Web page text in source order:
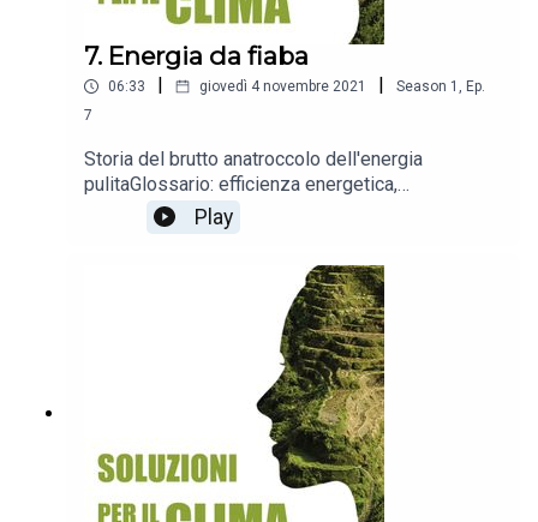
7. Energia da fiaba
06:33 | giovedì 4 novembre 2021 | Season 1 , Ep.
7
Storia del brutto anatroccolo dell'energia
pulitaGlossario: efficienza energetica,
riqualificazione (retrofit), edifici a energia quasi
Play